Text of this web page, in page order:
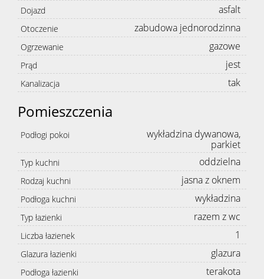
Dojazd asfalt
Otoczenie zabudowa jednorodzinna
Ogrzewanie gazowe
Prąd jest
Kanalizacja tak
Pomieszczenia
Podłogi pokoi
wykładzina dywanowa,
parkiet
Typ kuchni oddzielna
Rodzaj kuchni jasna z oknem
Podłoga kuchni wykładzina
Typ łazienki razem z wc
Liczba łazienek 1
Glazura łazienki glazura
Podłoga łazienki terakota